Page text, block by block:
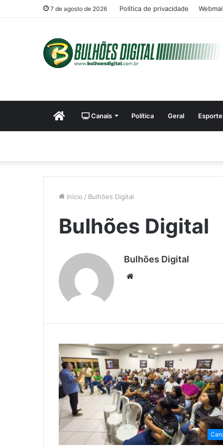
7 de agosto de 2026 Política de privacidade
Início Canais Política Geral
Início / Bulhões Digital
Bulhões Digital
Bulhões Digital
Website